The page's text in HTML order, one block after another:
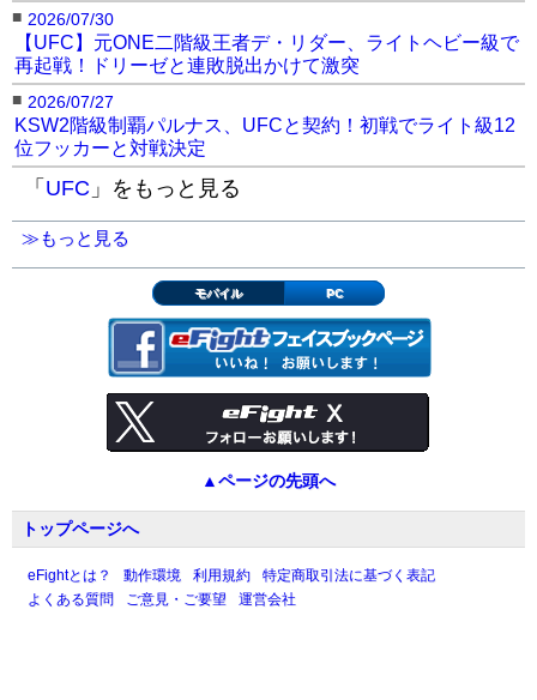
■ 2026/07/30
【UFC】元ONE二階級王者デ・リダー、ライトヘビー級で
再起戦！ドリーゼと連敗脱出かけて激突
■ 2026/07/27
KSW2階級制覇パルナス、UFCと契約！初戦でライト級12
位フッカーと対戦決定
「 UFC 」をもっと見る
≫もっと見る
モバイル PC
▲ページの先頭へ
トップページへ
eFightとは？ 動作環境 利用規約
特定商取引法に基づく表記
よくある質問
ご意見・ご要望 運営会社